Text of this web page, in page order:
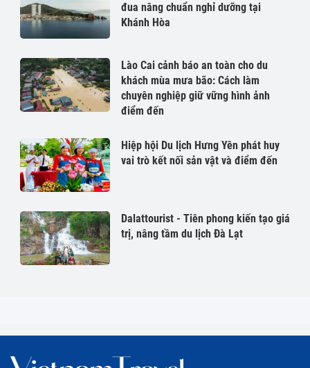
đua nâng chuẩn nghỉ dưỡng tại
Khánh Hòa
Lào Cai cảnh báo an toàn cho du
khách mùa mưa bão: Cách làm
chuyên nghiệp giữ vững hình ảnh
điểm đến
Hiệp hội Du lịch Hưng Yên phát huy
vai trò kết nối sản vật và điểm đến
Dalattourist - Tiên phong kiến tạo giá
trị, nâng tầm du lịch Đà Lạt